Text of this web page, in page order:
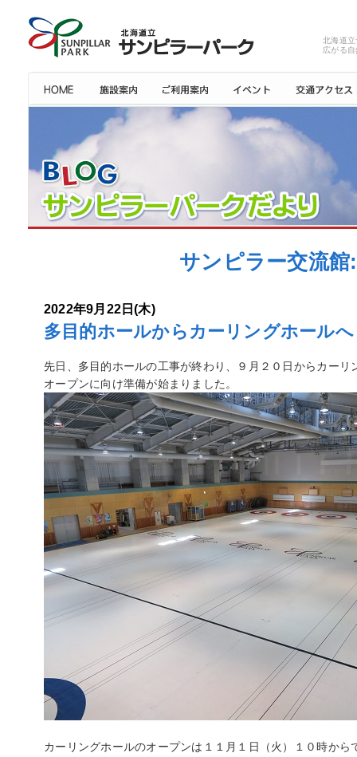
北海道
広がる
サンピラー交流
2022年9月22日(木)
多目的ホールからカーリングホールへ
先日、多目的ホールの工事が終わり、９月２０日からカーリ
オープンに向け準備が始まりました。
カーリングホールのオープンは１１月１日（火）１０時から